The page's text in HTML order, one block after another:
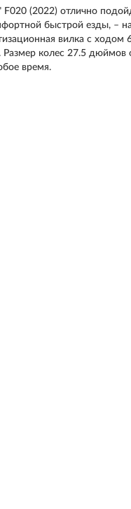
F020 (2022) отлично
быстрой езды, –
вилка с
Размер колес 27.5
время.